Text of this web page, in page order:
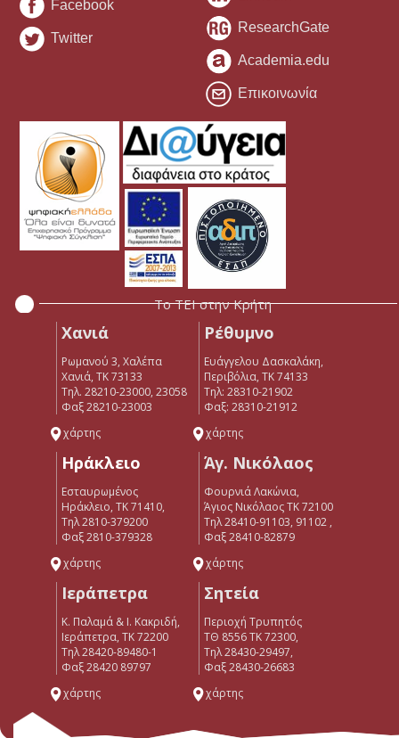
Facebook
Twitter
ResearchGate
Academia.edu
Επικοινωνία
Το ΤΕΙ στην Κρήτη
Χανιά
Ρωμανού 3, Χαλέπα
Χανιά, ΤΚ 73133
Τηλ. 28210-23000, 23058
Φαξ 28210-23003
χάρτης
Ρέθυμνο
Ευάγγελου Δασκαλάκη,
Περιβόλια, ΤΚ 74133
Tηλ: 28310-21902
Φαξ: 28310-21912
χάρτης
Ηράκλειο
Εσταυρωμένος
Ηράκλειο, ΤΚ 71410,
Τηλ 2810-379200
Φαξ 2810-379328
χάρτης
Άγ. Νικόλαος
Φουρνιά Λακώνια,
Άγιος Νικόλαος ΤΚ 72100
Τηλ 28410-91103, 91102 ,
Φαξ 28410-82879
χάρτης
Ιεράπετρα
Κ. Παλαμά & Ι. Κακριδή,
Ιεράπετρα, ΤΚ 72200
Tηλ 28420-89480-1
Φαξ 28420 89797
χάρτης
Σητεία
Περιοχή Τρυπητός
ΤΘ 8556 ΤΚ 72300,
Τηλ 28430-29497,
Φαξ 28430-26683
χάρτης